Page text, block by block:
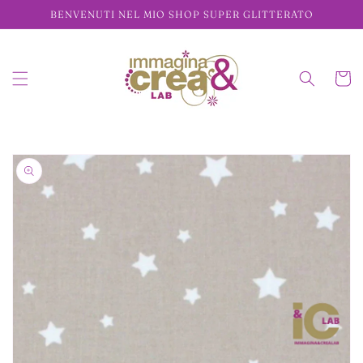
direttamente
ai contenuti
BENVENUTI NEL MIO SHOP SUPER GLITTERATO
Passa alle
informazioni
sul prodotto